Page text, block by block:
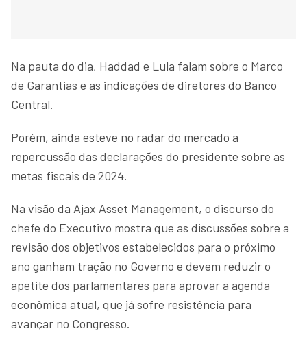
Na pauta do dia, Haddad e Lula falam sobre o Marco
de Garantias e as indicações de diretores do Banco
Central.
Porém, ainda esteve no radar do mercado a
repercussão das declarações do presidente sobre as
metas fiscais de 2024.
Na visão da Ajax Asset Management, o discurso do
chefe do Executivo mostra que as discussões sobre a
revisão dos objetivos estabelecidos para o próximo
ano ganham tração no Governo e devem reduzir o
apetite dos parlamentares para aprovar a agenda
econômica atual, que já sofre resistência para
avançar no Congresso.